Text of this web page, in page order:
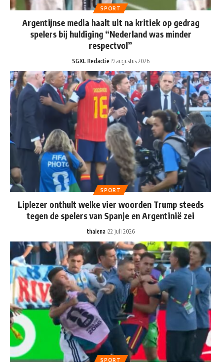
SPORT
Argentijnse media haalt uit na kritiek op gedrag
spelers bij huldiging “Nederland was minder
respectvol”
SGXL Redactie 9 augustus 2026
SPORT
Liplezer onthult welke vier woorden Trump steeds
tegen de spelers van Spanje en Argentinië zei
thalena 22 juli 2026
SPORT